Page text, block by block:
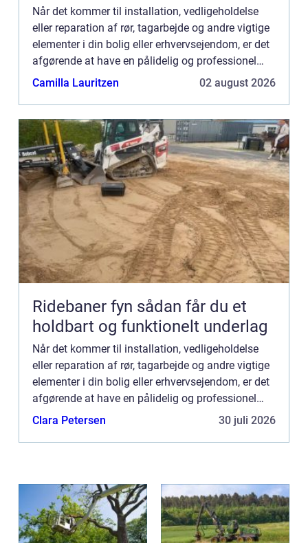
Når det kommer til installation, vedligeholdelse
eller reparation af rør, tagarbejde og andre vigtige
elementer i din bolig eller erhvervsejendom, er det
afgørende at have en pålidelig og professionel
blikkenslager til at st...
Camilla Lauritzen 02 august 2026
Ridebaner fyn sådan får du et
holdbart og funktionelt underlag
Når det kommer til installation, vedligeholdelse
eller reparation af rør, tagarbejde og andre vigtige
elementer i din bolig eller erhvervsejendom, er det
afgørende at have en pålidelig og professionel
blikkenslager til at st...
Clara Petersen 30 juli 2026